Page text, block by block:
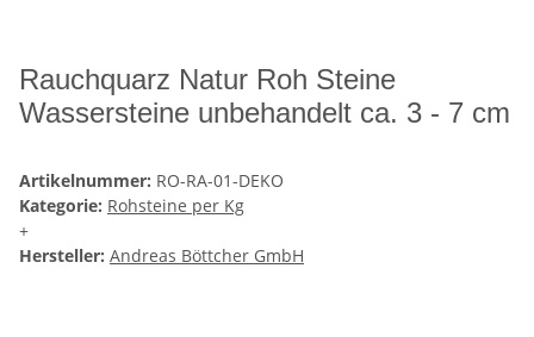
Rauchquarz Natur Roh Steine
Wassersteine unbehandelt ca. 3 - 7 cm
Artikelnummer: RO-RA-01-DEKO
Kategorie: Rohsteine per Kg
+
Hersteller: Andreas Böttcher GmbH